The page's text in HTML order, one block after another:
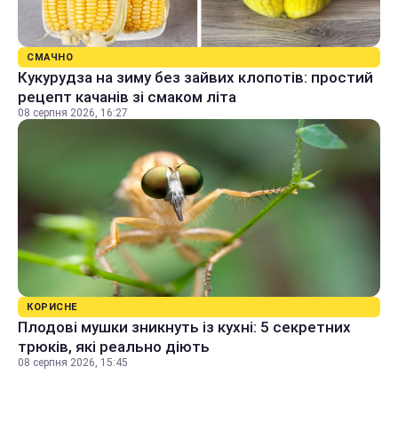
СМАЧНО
Кукурудза на зиму без зайвих клопотів: простий
рецепт качанів зі смаком літа
08 серпня 2026, 16:27
КОРИСНЕ
Плодові мушки зникнуть із кухні: 5 секретних
трюків, які реально діють
08 серпня 2026, 15:45